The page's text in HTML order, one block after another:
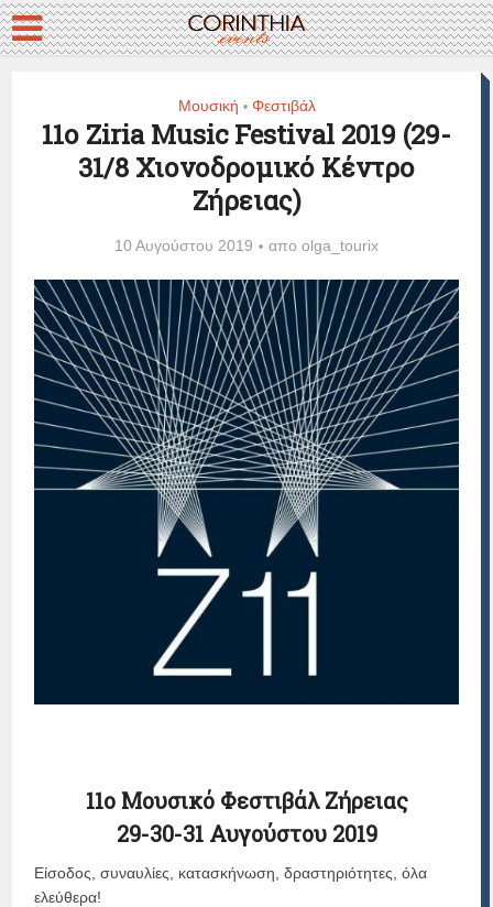
Μουσική • Φεστιβάλ
11ο Ziria Music Festival 2019 (29-
31/8 Χιονοδρομικό Κέντρο
Ζήρειας)
10 Αυγούστου 2019 απο olga_tourix
11ο Μουσικό Φεστιβάλ Ζήρειας
29-30-31 Αυγούστου 2019
Είσοδος, συναυλίες, κατασκήνωση, δραστηριότητες, όλα
ελεύθερα!